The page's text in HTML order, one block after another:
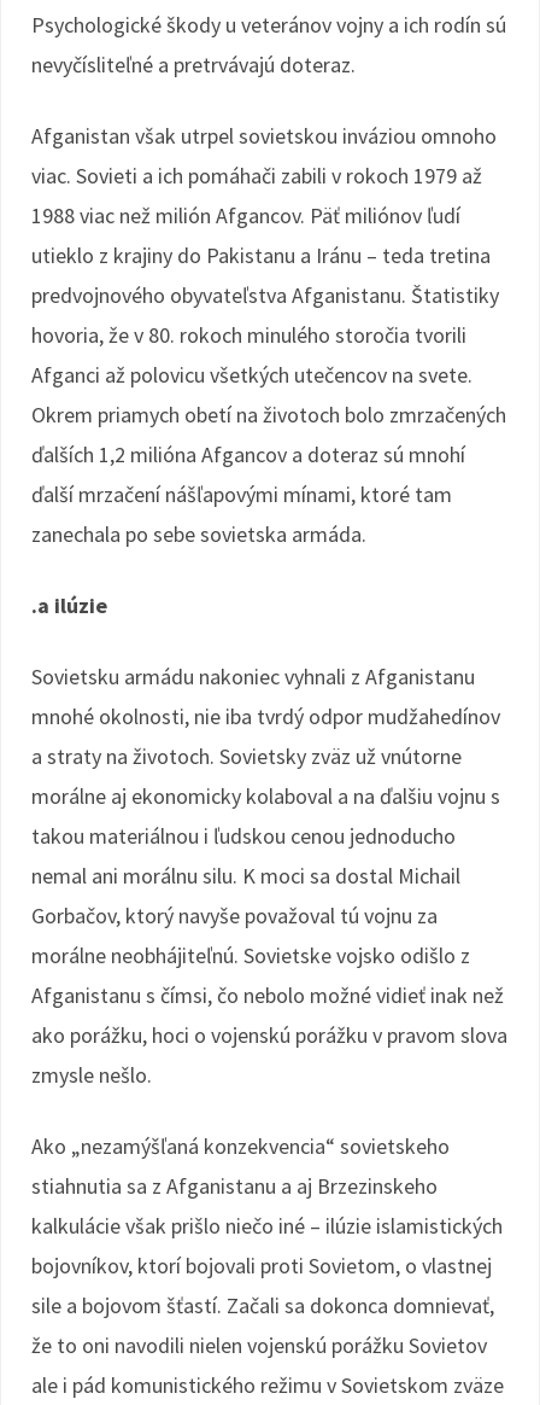
Psychologické škody u veteránov vojny a ich rodín sú
nevyčísliteľné a pretrvávajú doteraz.
Afganistan však utrpel sovietskou inváziou omnoho
viac. Sovieti a ich pomáhači zabili v rokoch 1979 až
1988 viac než milión Afgancov. Päť miliónov ľudí
utieklo z krajiny do Pakistanu a Iránu – teda tretina
predvojnového obyvateľstva Afganistanu. Štatistiky
hovoria, že v 80. rokoch minulého storočia tvorili
Afganci až polovicu všetkých utečencov na svete.
Okrem priamych obetí na životoch bolo zmrzačených
ďalších 1,2 milióna Afgancov a doteraz sú mnohí
ďalší mrzačení nášľapovými mínami, ktoré tam
zanechala po sebe sovietska armáda.
.a ilúzie
Sovietsku armádu nakoniec vyhnali z Afganistanu
mnohé okolnosti, nie iba tvrdý odpor mudžahedínov
a straty na životoch. Sovietsky zväz už vnútorne
morálne aj ekonomicky kolaboval a na ďalšiu vojnu s
takou materiálnou i ľudskou cenou jednoducho
nemal ani morálnu silu. K moci sa dostal Michail
Gorbačov, ktorý navyše považoval tú vojnu za
morálne neobhájiteľnú. Sovietske vojsko odišlo z
Afganistanu s čímsi, čo nebolo možné vidieť inak než
ako porážku, hoci o vojenskú porážku v pravom slova
zmysle nešlo.
Ako „nezamýšľaná konzekvencia“ sovietskeho
stiahnutia sa z Afganistanu a aj Brzezinskeho
kalkulácie však prišlo niečo iné – ilúzie islamistických
bojovníkov, ktorí bojovali proti Sovietom, o vlastnej
sile a bojovom šťastí. Začali sa dokonca domnievať,
že to oni navodili nielen vojenskú porážku Sovietov
ale i pád komunistického režimu v Sovietskom zväze